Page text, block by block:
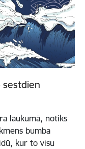
sestdien
laukumā, notiks
bumba
kur to visu